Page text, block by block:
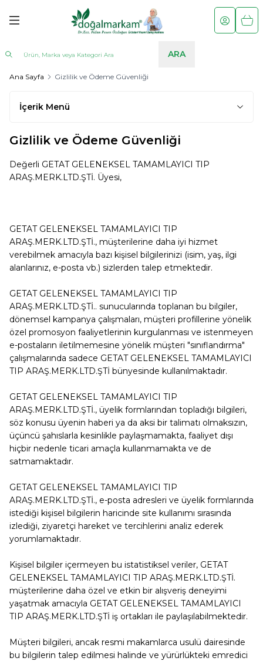
ARA
Hesabım
Ana Sayfa Gizlilik ve Ödeme Güvenliği
İçerik Menü
Gizlilik ve Ödeme Güvenliği
Değerli GETAT GELENEKSEL TAMAMLAYICI TIP
ARAŞ.MERK.LTD.ŞTİ. Üyesi,
GETAT GELENEKSEL TAMAMLAYICI TIP
ARAŞ.MERK.LTD.ŞTİ., müşterilerine daha iyi hizmet
verebilmek amacıyla bazı kişisel bilgilerinizi (isim, yaş, ilgi
alanlarınız, e-posta vb.) sizlerden talep etmektedir.
GETAT GELENEKSEL TAMAMLAYICI TIP
ARAŞ.MERK.LTD.ŞTİ.. sunucularında toplanan bu bilgiler,
dönemsel kampanya çalışmaları, müşteri profillerine yönelik
özel promosyon faaliyetlerinin kurgulanması ve istenmeyen
e-postaların iletilmemesine yönelik müşteri "sınıflandırma"
çalışmalarında sadece GETAT GELENEKSEL TAMAMLAYICI
TIP ARAŞ.MERK.LTD.ŞTİ bünyesinde kullanılmaktadır.
GETAT GELENEKSEL TAMAMLAYICI TIP
ARAŞ.MERK.LTD.ŞTİ., üyelik formlarından topladığı bilgileri,
söz konusu üyenin haberi ya da aksi bir talimatı olmaksızın,
üçüncü şahıslarla kesinlikle paylaşmamakta, faaliyet dışı
hiçbir nedenle ticari amaçla kullanmamakta ve de
satmamaktadır.
GETAT GELENEKSEL TAMAMLAYICI TIP
ARAŞ.MERK.LTD.ŞTİ., e-posta adresleri ve üyelik formlarında
istediği kişisel bilgilerin haricinde site kullanımı sırasında
izlediği, ziyaretçi hareket ve tercihlerini analiz ederek
yorumlamaktadır.
Kişisel bilgiler içermeyen bu istatistiksel veriler, GETAT
GELENEKSEL TAMAMLAYICI TIP ARAŞ.MERK.LTD.ŞTİ.
müşterilerine daha özel ve etkin bir alışveriş deneyimi
yaşatmak amacıyla GETAT GELENEKSEL TAMAMLAYICI
TIP ARAŞ.MERK.LTD.ŞTİ iş ortakları ile paylaşılabilmektedir.
Müşteri bilgileri, ancak resmi makamlarca usulü dairesinde
bu bilgilerin talep edilmesi halinde ve yürürlükteki emredici